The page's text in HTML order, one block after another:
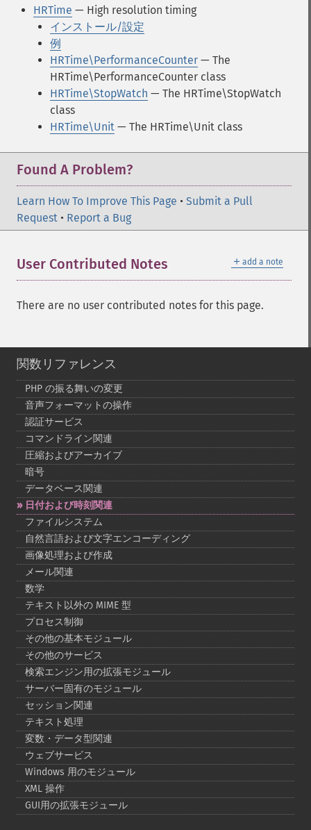
HRTime — High resolution timing
インストール/設定
例
HRTime\PerformanceCounter — The
HRTime\PerformanceCounter class
HRTime\StopWatch — The HRTime\StopWatch
class
HRTime\Unit — The HRTime\Unit class
Found A Problem?
Learn How To Improve This Page • Submit a Pull
Request • Report a Bug
＋ add a note
User Contributed Notes
There are no user contributed notes for this page.
関数リファレンス
PHP の振る舞いの変更
音声フォーマットの操作
認証サービス
コマンドライン関連
圧縮およびアーカイブ
暗号
データベース関連
日付および時刻関連
ファイルシステム
自然言語および文字エンコーディング
画像処理および作成
メール関連
数学
テキスト以外の MIME 型
プロセス制御
その他の基本モジュール
その他のサービス
検索エンジン用の拡張モジュール
サーバー固有のモジュール
セッション関連
テキスト処理
変数・データ型関連
ウェブサービス
Windows 用のモジュール
XML 操作
GUI用の拡張モジュール